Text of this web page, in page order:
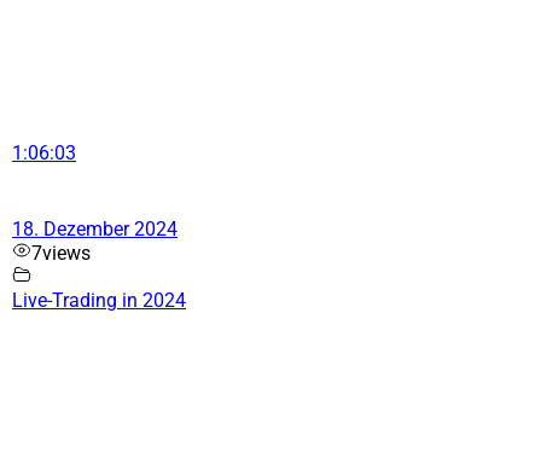
1:06:03
18. Dezember 2024
7views
Live-Trading in 2024